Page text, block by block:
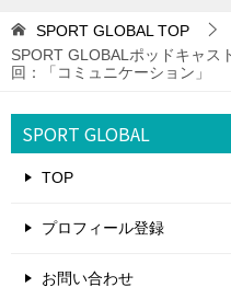
SPORT GLOBAL TOP
SPORT GLOBALポッドキャス
回：「コミュニケーション」
SPORT GLOBAL
TOP
プロフィール登録
お問い合わせ